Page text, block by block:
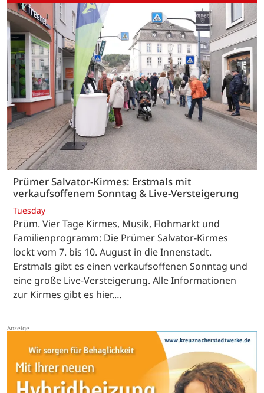
Prümer Salvator-Kirmes: Erstmals mit
verkaufsoffenem Sonntag & Live-Versteigerung
Tuesday
Prüm. Vier Tage Kirmes, Musik, Flohmarkt und
Familienprogramm: Die Prümer Salvator-Kirmes
lockt vom 7. bis 10. August in die Innenstadt.
Erstmals gibt es einen verkaufsoffenen Sonntag und
eine große Live-Versteigerung. Alle Informationen
zur Kirmes gibt es hier.…